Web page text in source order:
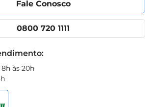
Fale Conosco
0800 720 1111
às 20h